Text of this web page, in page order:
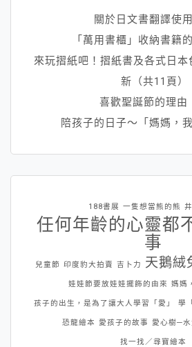
關於日文書翻譯使
「萬用書櫃」收納書籍
來玩摺紙吧！摺紙書及各式日
新（共11頁）
喜歡聖誕節的理
陪孩子的日子～「媽媽，
188書展 一隻想當熊的熊
任何年齡的心靈都
事
兒童節 印度豹大拍賣 吉卜力 天鵝絨
娃娃節要放娃娃擺飾的由來 媽媽
孩子的出生，是為了讓大人學習「愛」 學
恐龍繪本 愛孩子的故事 愛心樹─水
找一找／尋寶繪本